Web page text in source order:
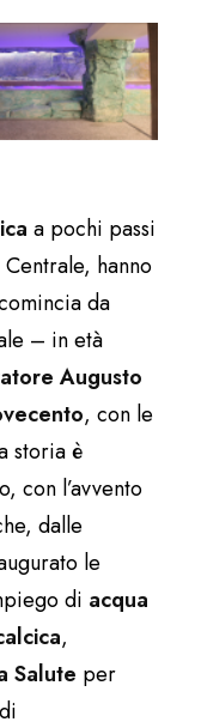
a pochi passi
hanno
da
– in età
Augusto
, con le
storia è
con l’avvento
dalle
le
di acqua
,
Salute per